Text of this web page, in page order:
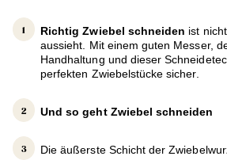
Richtig Zwiebel schneiden ist
aussieht. Mit einem guten Messer,
Handhaltung und dieser
perfekten Zwiebelstücke sicher.
Und so geht Zwiebel schneiden
Die äußerste Schicht der